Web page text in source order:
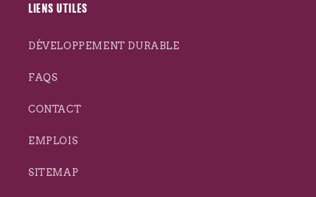
LIENS UTILES
DÉVELOPPEMENT DURABLE
FAQS
CONTACT
EMPLOIS
SITEMAP